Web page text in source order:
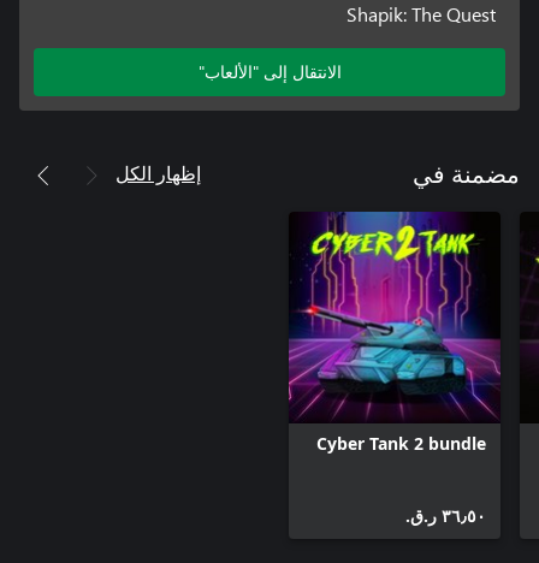
Shapik: The Quest
الانتقال إلى "الألعاب"
مضمنة في إظهار الكل
Cyber Tank 2 bundle
٣٦٫٥٠ ر.ق.‏